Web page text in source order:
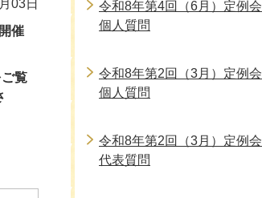
03日
催
覧
令和8年第4回（6月）定例会
個人質問
令和8年第2回（3月）定例会
個人質問
令和8年第2回（3月）定例会
代表質問